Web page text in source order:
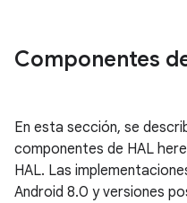
Componentes
En esta sección, se
componentes de HAL
HAL. Las
Android 8.0 y versiones